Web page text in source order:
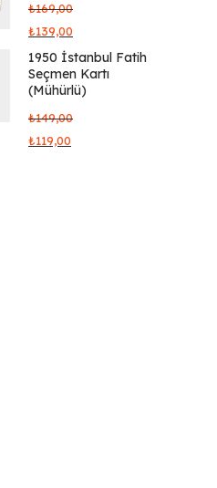
₺169,00
₺139,00
1950 İstanbul Fatih
Seçmen Kartı
(Mühürlü)
₺149,00
₺119,00